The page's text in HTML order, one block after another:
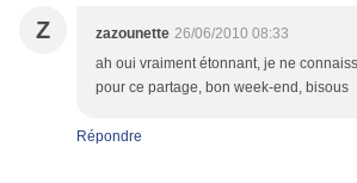
Z zazounette 26/06/2010 08:33
ah oui vraiment étonnant, je ne
pour ce partage, bon week-end, bisous
Répondre